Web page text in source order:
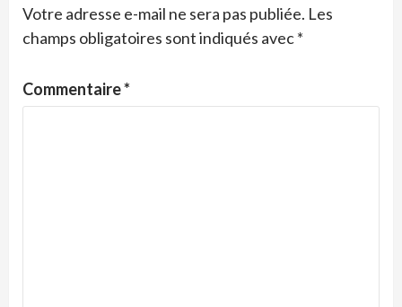
Votre adresse e-mail ne sera pas publiée. Les
champs obligatoires sont indiqués avec*
Commentaire*